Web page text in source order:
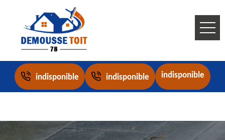
indisponible indisponible indisponible